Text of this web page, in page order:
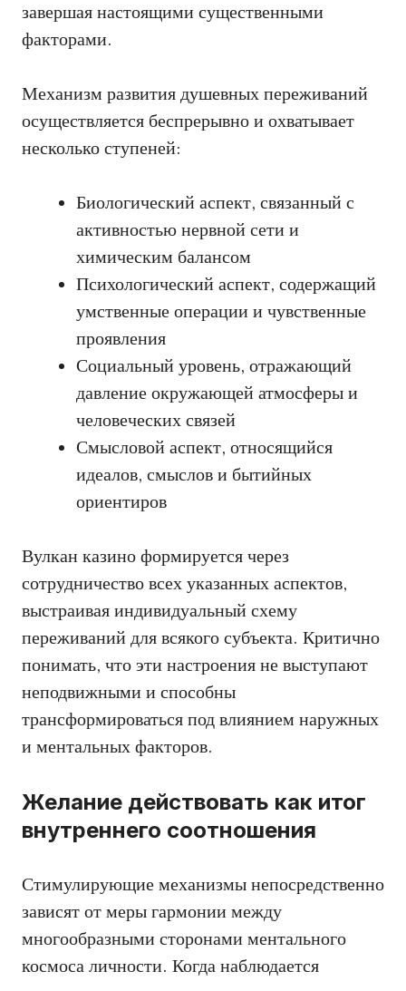
завершая настоящими существенными
факторами.
Механизм развития душевных переживаний
осуществляется беспрерывно и охватывает
несколько ступеней:
Биологический аспект, связанный с
активностью нервной сети и
химическим балансом
Психологический аспект, содержащий
умственные операции и чувственные
проявления
Социальный уровень, отражающий
давление окружающей атмосферы и
человеческих связей
Смысловой аспект, относящийся
идеалов, смыслов и бытийных
ориентиров
Вулкан казино формируется через
сотрудничество всех указанных аспектов,
выстраивая индивидуальный схему
переживаний для всякого субъекта. Критично
понимать, что эти настроения не выступают
неподвижными и способны
трансформироваться под влиянием наружных
и ментальных факторов.
Желание действовать как итог
внутреннего соотношения
Стимулирующие механизмы непосредственно
зависят от меры гармонии между
многообразными сторонами ментального
космоса личности. Когда наблюдается